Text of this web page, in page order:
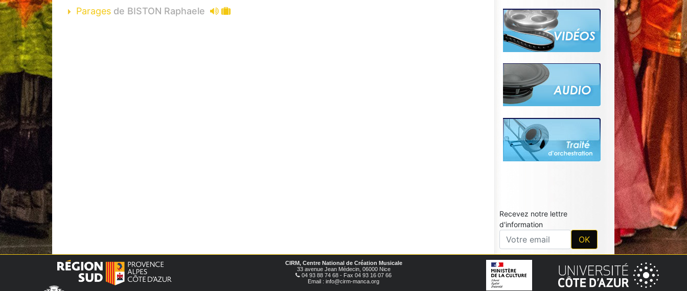
Parages de BISTON Raphaele
Recevez notre lettre
d'information
CIRM, Centre National de Création Musicale
33 avenue Jean Médecin, 06000 Nice
04 93 88 74 68 - Fax 04 93 16 07 66
Email : info@cirm-manca.org